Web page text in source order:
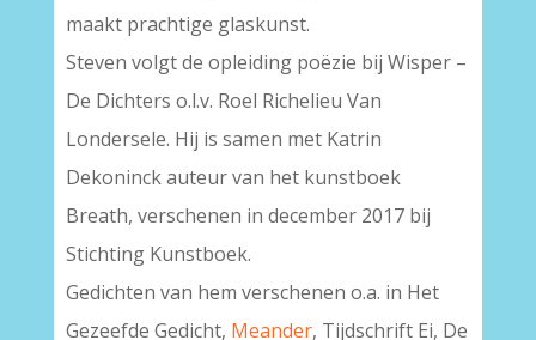
maakt prachtige glaskunst.
Steven volgt de opleiding poëzie bij Wisper –
De Dichters o.l.v. Roel Richelieu Van
Londersele. Hij is samen met Katrin
Dekoninck auteur van het kunstboek
Breath, verschenen in december 2017 bij
Stichting Kunstboek.
Gedichten van hem verschenen o.a. in Het
Gezeefde Gedicht, Meander, Tijdschrift Ei, De